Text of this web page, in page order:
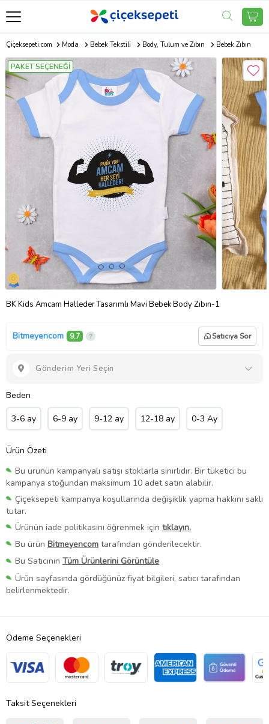
Çiçeksepeti.com Moda Bebek Tekstili Body, Tulum ve Zıbın Bebek Zıbın
PAKET SEÇENEĞİ
BK Kids Amcam Halleder Tasarımlı Mavi Bebek Body Zıbın-1
Bitmeyencom 9,7 Satıcıya Sor
Gönderim Yeri Seçin
Beden
3-6 ay 6-9 ay 9-12 ay 12-18 ay 0-3 Ay
Ürün Özeti
Bu ürünün kampanyalı satışı stoklarla sınırlıdır. Bir tüketici bu
kampanya stoğundan maksimum 10 adet satın alabilir.
Çiçeksepeti kampanya koşullarında değişiklik yapma hakkını saklı
tutar.
Ürünün iade politikasını öğrenmek için tıklayın.
Bu ürün Bitmeyencom tarafından gönderilecektir.
Bu Satıcının Tüm Ürünlerini Görüntüle
Ürün sayfasında gördüğünüz fiyat bilgileri, satıcı tarafından
belirlenmektedir.
Ödeme Seçenekleri
Taksit Seçenekleri